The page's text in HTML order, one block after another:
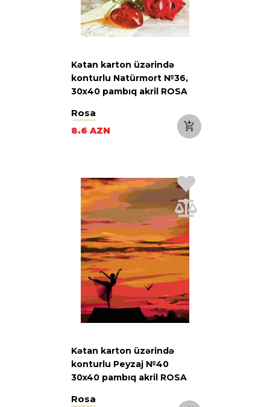
Kətan karton üzərində
konturlu Natürmort №36,
30х40 pambıq akril ROSA
Rosa
8.6 AZN
Kətan karton üzərində
konturlu Peyzaj №40
30x40 pambıq akril ROSA
Rosa